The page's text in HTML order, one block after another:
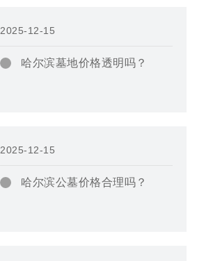
2025-12-15
哈尔滨墓地价格透明吗？
2025-12-15
哈尔滨公墓价格合理吗？